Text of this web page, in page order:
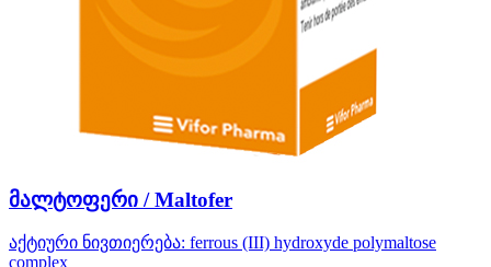
მალტოფერი / Maltofer
აქტიური ნივთიერება: ferrous (III) hydroxyde polymaltose
complex